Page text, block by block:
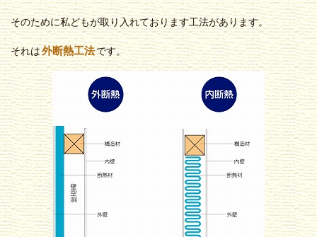
そのために私どもが取り入れております工法があります。
それは外断熱工法です。